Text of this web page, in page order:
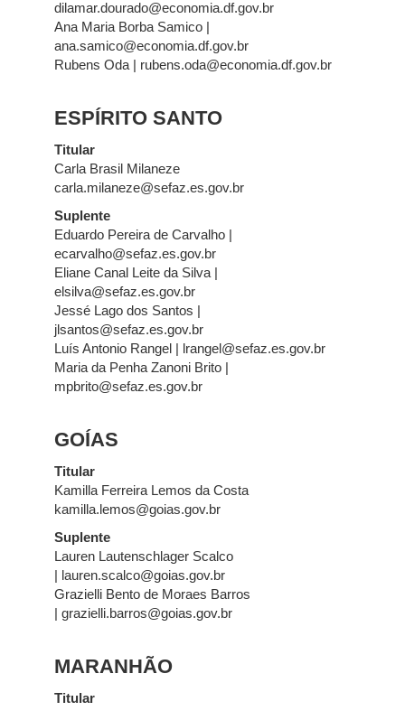
dilamar.dourado@economia.df.gov.br
Ana Maria Borba Samico |
ana.samico@economia.df.gov.br
Rubens Oda | rubens.oda@economia.df.gov.br
ESPÍRITO SANTO
Titular
Carla Brasil Milaneze
carla.milaneze@sefaz.es.gov.br
Suplente
Eduardo Pereira de Carvalho |
ecarvalho@sefaz.es.gov.br
Eliane Canal Leite da Silva |
elsilva@sefaz.es.gov.br
Jessé Lago dos Santos |
jlsantos@sefaz.es.gov.br
Luís Antonio Rangel | lrangel@sefaz.es.gov.br
Maria da Penha Zanoni Brito |
mpbrito@sefaz.es.gov.br
GOÍAS
Titular
Kamilla Ferreira Lemos da Costa
kamilla.lemos@goias.gov.br
Suplente
Lauren Lautenschlager Scalco
| lauren.scalco@goias.gov.br
Grazielli Bento de Moraes Barros
| grazielli.barros@goias.gov.br
MARANHÃO
Titular